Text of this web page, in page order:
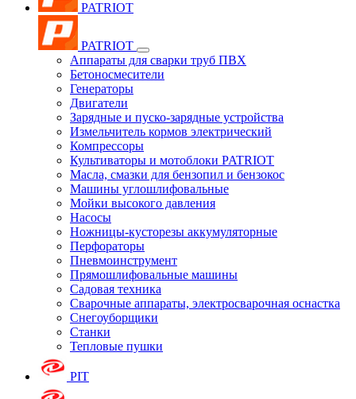
PATRIOT
PATRIOT
Аппараты для сварки труб ПВХ
Бетоносмесители
Генераторы
Двигатели
Зарядные и пуско-зарядные устройства
Измельчитель кормов электрический
Компрессоры
Культиваторы и мотоблоки PATRIOT
Масла, смазки для бензопил и бензокос
Машины углошлифовальные
Мойки высокого давления
Насосы
Ножницы-кусторезы аккумуляторные
Перфораторы
Пневмоинструмент
Прямошлифовальные машины
Садовая техника
Сварочные аппараты, электросварочная оснастка
Снегоуборщики
Станки
Тепловые пушки
PIT